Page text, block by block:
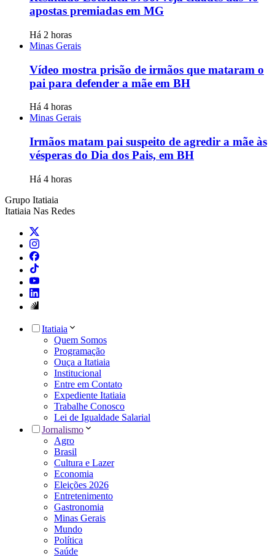
apostas premiadas em MG
Há 2 horas
Minas Gerais
Vídeo mostra prisão de irmãos que mataram o
pai para defender a mãe em BH
Há 4 horas
Minas Gerais
Irmãos matam pai suspeito de agredir a mãe às
vésperas do Dia dos Pais, em BH
Há 4 horas
Grupo Itatiaia
Itatiaia Nas Redes
Itatiaia
Quem Somos
Programação
Ouça a Itatiaia
Institucional
Entre em Contato
Expediente Itatiaia
Trabalhe Conosco
Lei de Igualdade Salarial
Jornalismo
Agro
Brasil
Cultura e Lazer
Economia
Eleições 2026
Entretenimento
Gastronomia
Minas Gerais
Mundo
Política
Saúde